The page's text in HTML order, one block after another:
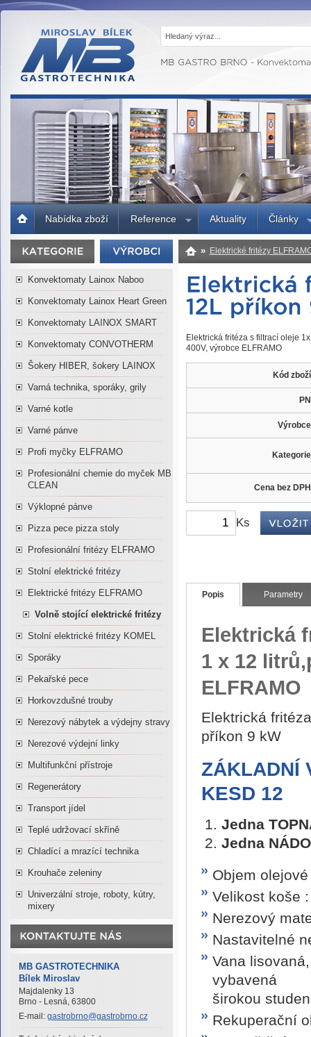
MB GASTRO
BRNO -
Gastrotechnika,
profesionální
kuchyně
strana
Nabídka zboží Reference Aktuality Články
Konvektomaty Lainox Naboo
Konvektomaty Lainox Heart Green
Konvektomaty LAINOX SMART
Konvektomaty CONVOTHERM
Šokery HIBER, šokery LAINOX
Varná technika, sporáky, grily
Varné kotle
Varné pánve
Profi myčky ELFRAMO
Profesionální chemie do myček MB
CLEAN
Výklopné pánve
Pizza pece pizza stoly
Profesionální fritézy ELFRAMO
Stolní elektrické fritézy
Elektrické fritézy ELFRAMO
Volně stojící elektrické fritézy
Stolní elektrické fritézy KOMEL
Sporáky
Pekařské pece
Horkovzdušné trouby
Nerezový nábytek a výdejny stravy
Nerezové výdejní linky
Multifunkční přístroje
Regenerátory
Transport jídel
Teplé udržovací skříně
Chladící a mrazící technika
Krouhače zeleniny
Univerzální stroje, roboty, kútry,
mixery
MB GASTROTECHNIKA
Bílek Miroslav
Majdalenky 13
Brno - Lesná, 63800
E-mail: gastrobrno@gastrobrno.cz
» Elektrické fritézy
Elektrická fritéza s filtrací oleje
400V, výrobce ELFRAMO
Kód
Cena bez
Ks
Popis Parametry
Elektrická
1 x 12
ELFRAMO
Elektrická
příkon 9 kW
ZÁKLADNÍ
KESD 12
Jedna
Jedna
Objem
Velikost koše
Nerezový
Nastavitelné
Vana
vybavená
širokou
Rekuperační